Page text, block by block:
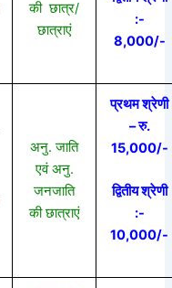
की छात्र/
छात्राएं
:-
8,000/-
अनु. जाति
एवं अनु.
जनजाति
की छात्राएं
प्रथम श्रेणी
– रु.
15,000/-
द्वितीय श्रेणी
:-
10,000/-